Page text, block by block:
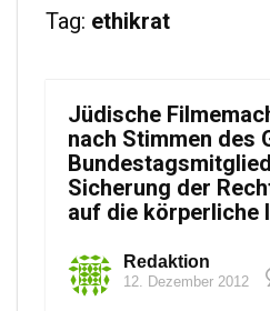
Tag: ethikrat
Jüdische
nach Stimmen des
Sicherung der
auf die körperliche
Redaktion
12. Dezember 2012